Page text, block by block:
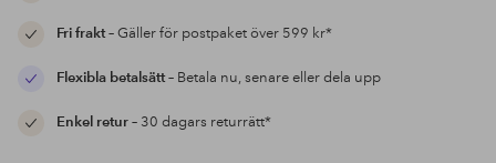
Fri frakt– Gäller för postpaket över 599 kr*
Flexibla betalsätt– Betala nu, senare eller dela upp
Enkel retur– 30 dagars returrätt*